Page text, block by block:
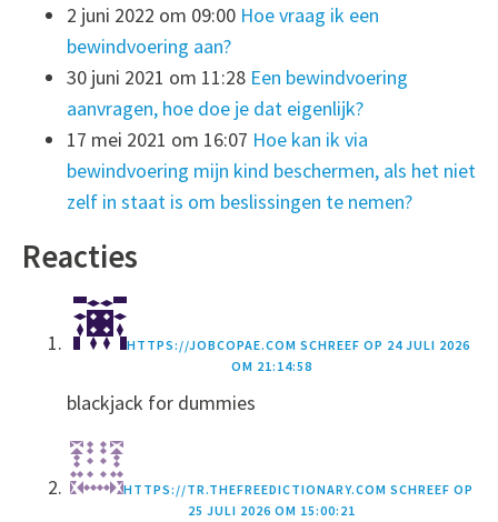
2 juni 2022 om 09:00 Hoe vraag ik een
bewindvoering aan?
30 juni 2021 om 11:28 Een bewindvoering
aanvragen, hoe doe je dat eigenlijk?
17 mei 2021 om 16:07 Hoe kan ik via
bewindvoering mijn kind beschermen, als het niet
zelf in staat is om beslissingen te nemen?
Reacties
HTTPS://JOBCOPAE.COM SCHREEF OP 24 JULI 2026
OM 21:14:58
blackjack for dummies
HTTPS://TR.THEFREEDICTIONARY.COM SCHREEF OP
25 JULI 2026 OM 15:00:21